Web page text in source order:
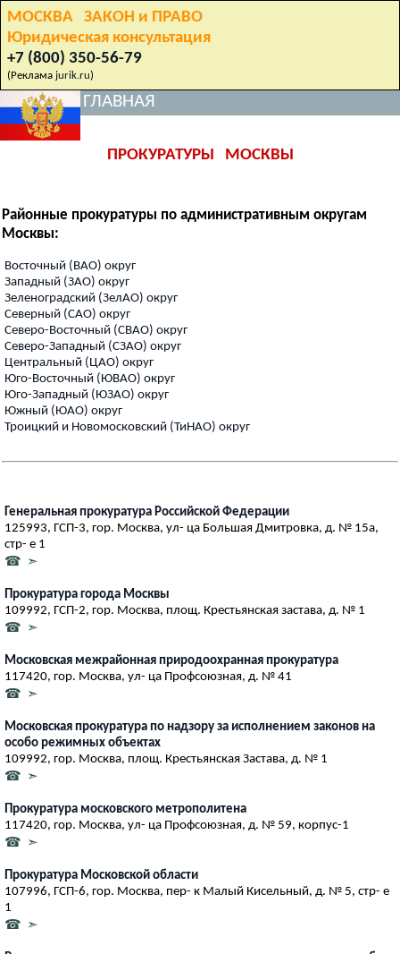
МОСКВА ЗАКОН и ПРАВО
Юридическая консультация
+7 (800) 350-56-79
(Реклама jurik.ru)
ГЛАВНАЯ
ПРОКУРАТУРЫ МОСКВЫ
Районные прокуратуры по административным округам
Москвы:
Восточный (ВАО) округ
Западный (ЗАО) округ
Зеленоградский (ЗелАО) округ
Северный (САО) округ
Северо-Восточный (СВАО) округ
Северо-Западный (СЗАО) округ
Центральный (ЦАО) округ
Юго-Восточный (ЮВАО) округ
Юго-Западный (ЮЗАО) округ
Южный (ЮАО) округ
Троицкий и Новомосковский (ТиНАО) округ
Генеральная прокуратура Российской Федерации
125993, ГСП-3, гор. Москва, ул- ца Большая Дмитровка, д. № 15а,
стр- е 1
☎ ➣
Прокуратура города Москвы
109992, ГСП-2, гор. Москва, площ. Крестьянская застава, д. № 1
☎ ➣
Московская межрайонная природоохранная прокуратура
117420, гор. Москва, ул- ца Профсоюзная, д. № 41
☎ ➣
Московская прокуратура по надзору за исполнением законов на
особо режимных объектах
109992, гор. Москва, площ. Крестьянская Застава, д. № 1
☎ ➣
Прокуратура московского метрополитена
117420, гор. Москва, ул- ца Профсоюзная, д. № 59, корпус-1
☎ ➣
Прокуратура Московской области
107996, ГСП-6, гор. Москва, пер- к Малый Кисельный, д. № 5, стр- е
1
☎ ➣